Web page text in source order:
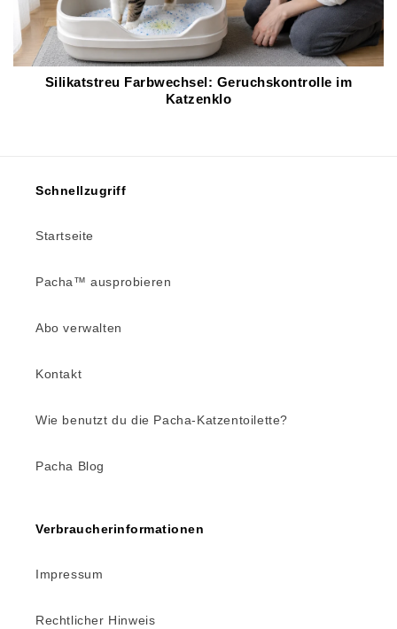
Silikatstreu Farbwechsel: Geruchskontrolle im
Katzenklo
Schnellzugriff
Startseite
Pacha™ ausprobieren
Abo verwalten
Kontakt
Wie benutzt du die Pacha-Katzentoilette?
Pacha Blog
Verbraucherinformationen
Impressum
Rechtlicher Hinweis